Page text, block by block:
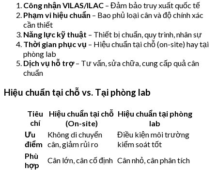
Công nhận VILAS/ILAC – Đảm bảo truy xuất quốc tế
Phạm vi hiệu chuẩn – Bao phủ loại cân và độ chính xác
cần thiết
Năng lực kỹ thuật – Thiết bị chuẩn, quy trình, nhân sự
Thời gian phục vụ – Hiệu chuẩn tại chỗ (on-site) hay tại
phòng lab
Dịch vụ hỗ trợ– Tư vấn, sửa chữa, cung cấp quả cân
chuẩn
Hiệu chuẩn tại chỗ vs. Tại phòng lab
Tiêu
chí
Hiệu chuẩn tại chỗ
(On-site)
Hiệu chuẩn tại phòng
lab
Ưu
điểm
Không di chuyển
cân, giảm rủi ro
Điều kiện môi trường
kiểm soát tốt
Phù
hợp
Cân lớn, cân cố định Cân nhỏ, cân phân tích